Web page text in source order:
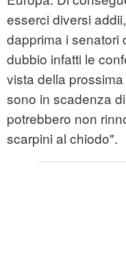
esserci diversi
dapprima i senatori
dubbio infatti le
vista della
sono in scadenza
potrebbero non
scarpini al chiodo".